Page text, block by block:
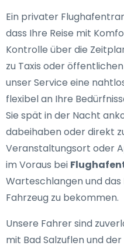
Ein privater
dass Ihre Reise mit
Kontrolle über die
zu Taxis oder
unser Service eine
flexibel an Ihre
Sie spät in der Nacht
dabeihaben oder direkt
Veranstaltungsort oder
im Voraus bei
Warteschlangen und das
Fahrzeug zu bekommen.
Unsere Fahrer sind
mit Bad Salzuflen und